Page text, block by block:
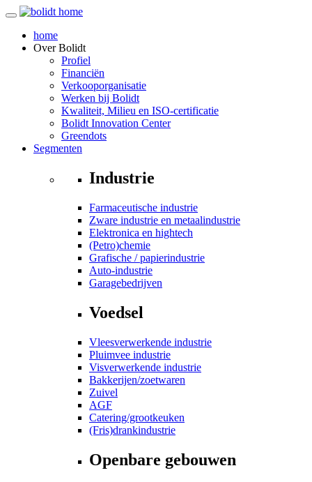
home
OverBolidt
Profiel
Financiën
Verkooporganisatie
Werken bij Bolidt
Kwaliteit, Milieu en ISO-certificatie
Bolidt Innovation Center
Greendots
Segmenten
Industrie
Farmaceutische industrie
Zware industrie en metaalindustrie
Elektronica en hightech
(Petro)chemie
Grafische / papierindustrie
Auto-industrie
Garagebedrijven
Voedsel
Vleesverwerkende industrie
Pluimvee industrie
Visverwerkende industrie
Bakkerijen/zoetwaren
Zuivel
AGF
Catering/grootkeuken
(Fris)drankindustrie
Openbare gebouwen